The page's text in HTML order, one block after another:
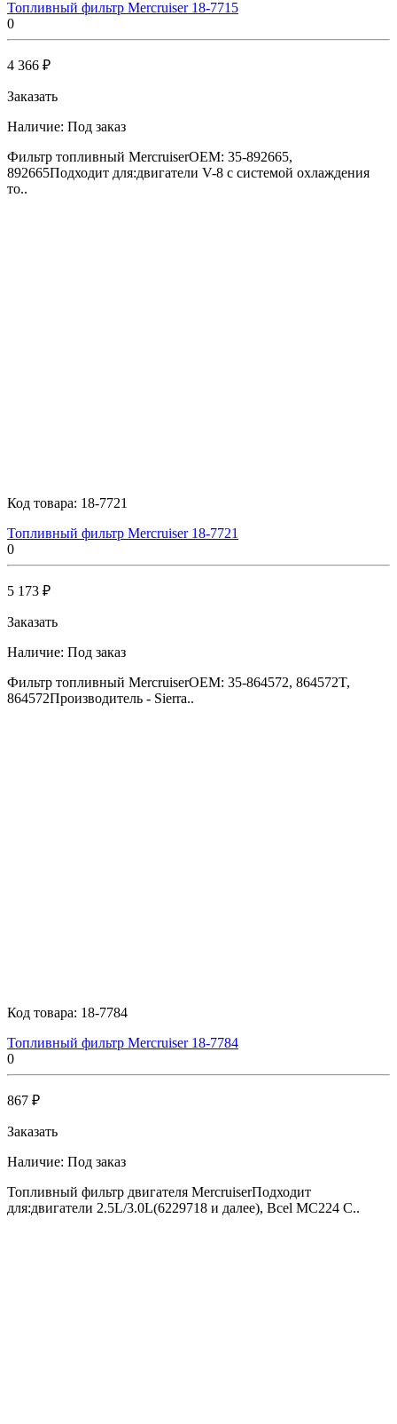
Топливный фильтр Mercruiser 18-7715
0
4 366 ₽
Заказать
Наличие: Под заказ
Фильтр топливный MercruiserOEM: 35-892665,
892665Подходит для:двигатели V-8 с системой охлаждения
то..
Код товара: 18-7721
Топливный фильтр Mercruiser 18-7721
0
5 173 ₽
Заказать
Наличие: Под заказ
Фильтр топливный MercruiserOEM: 35-864572, 864572T,
864572Производитель - Sierra..
Код товара: 18-7784
Топливный фильтр Mercruiser 18-7784
0
867 ₽
Заказать
Наличие: Под заказ
Топливный фильтр двигателя MercruiserПодходит
для:двигатели 2.5L/3.0L(6229718 и далее), Всеl MC224 C..